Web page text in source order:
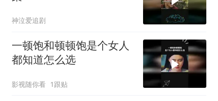
神泣爱追剧
一顿饱和顿顿饱是个女人
都知道怎么选
影视随你看 1跟贴